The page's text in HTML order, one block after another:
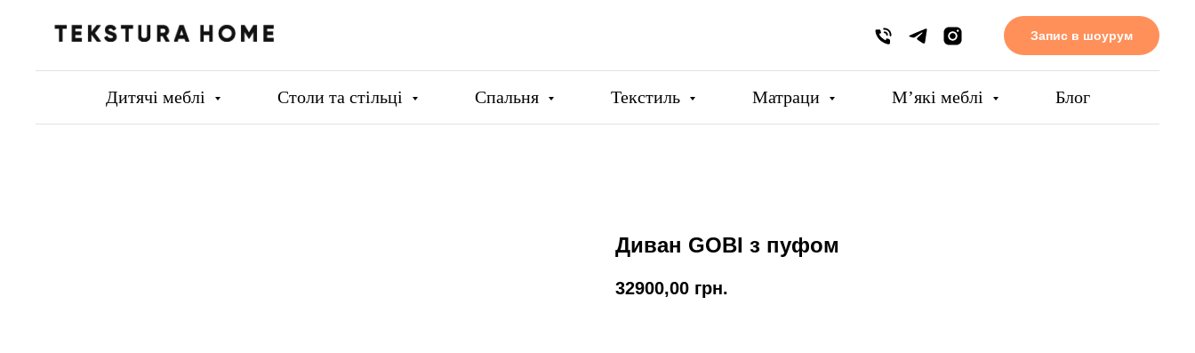
Запис в шоурум
Дитячі меблі Столи та стільці Спальня Текстиль Матраци Мʼякі меблі Блог
Диван GOBI з пуфом
32900,00 грн.